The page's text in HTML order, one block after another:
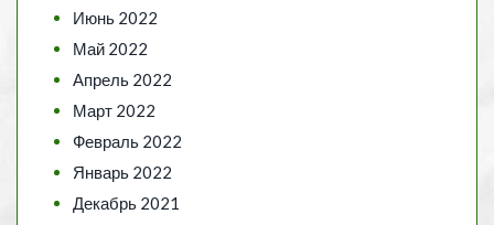
Июнь 2022
Май 2022
Апрель 2022
Март 2022
Февраль 2022
Январь 2022
Декабрь 2021